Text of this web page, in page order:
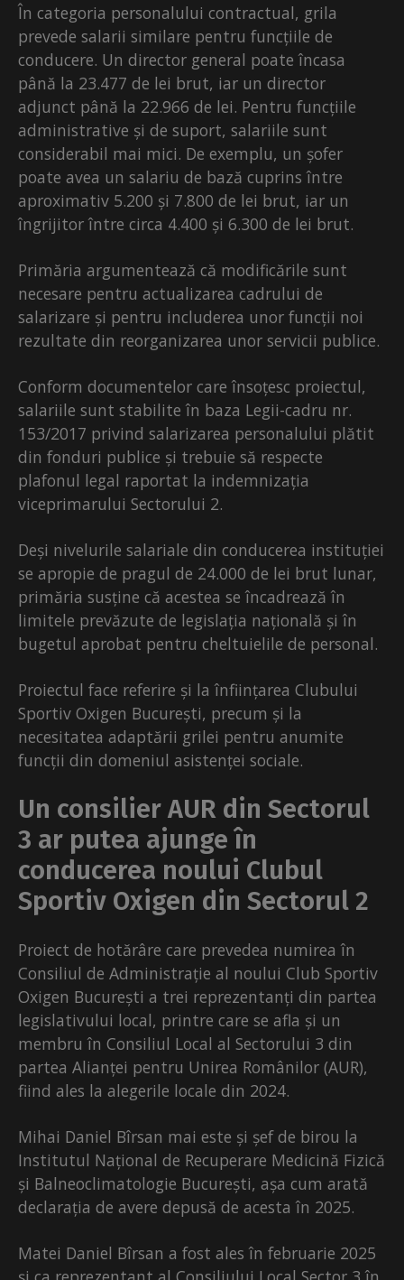
În categoria personalului contractual, grila
prevede salarii similare pentru funcțiile de
conducere. Un director general poate încasa
până la 23.477 de lei brut, iar un director
adjunct până la 22.966 de lei. Pentru funcțiile
administrative și de suport, salariile sunt
considerabil mai mici. De exemplu, un șofer
poate avea un salariu de bază cuprins între
aproximativ 5.200 și 7.800 de lei brut, iar un
îngrijitor între circa 4.400 și 6.300 de lei brut.
Primăria argumentează că modificările sunt
necesare pentru actualizarea cadrului de
salarizare și pentru includerea unor funcții noi
rezultate din reorganizarea unor servicii publice.
Conform documentelor care însoțesc proiectul,
salariile sunt stabilite în baza Legii-cadru nr.
153/2017 privind salarizarea personalului plătit
din fonduri publice și trebuie să respecte
plafonul legal raportat la indemnizația
viceprimarului Sectorului 2.
Deși nivelurile salariale din conducerea instituției
se apropie de pragul de 24.000 de lei brut lunar,
primăria susține că acestea se încadrează în
limitele prevăzute de legislația națională și în
bugetul aprobat pentru cheltuielile de personal.
Proiectul face referire și la înființarea Clubului
Sportiv Oxigen București, precum și la
necesitatea adaptării grilei pentru anumite
funcții din domeniul asistenței sociale.
Un consilier AUR din Sectorul
3 ar putea ajunge în
conducerea noului Clubul
Sportiv Oxigen din Sectorul 2
Proiect de hotărâre care prevedea numirea în
Consiliul de Administrație al noului Club Sportiv
Oxigen București a trei reprezentanți din partea
legislativului local, printre care se afla și un
membru în Consiliul Local al Sectorului 3 din
partea Alianței pentru Unirea Românilor (AUR),
fiind ales la alegerile locale din 2024.
Mihai Daniel Bîrsan mai este și șef de birou la
Institutul Național de Recuperare Medicină Fizică
și Balneoclimatologie București, așa cum arată
declarația de avere depusă de acesta în 2025.
Matei Daniel Bîrsan a fost ales în februarie 2025